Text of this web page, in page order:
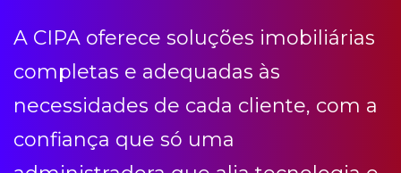
administradora que alia tecnologia e
experiência pode proporcionar.
baixe o aplicativo cipa